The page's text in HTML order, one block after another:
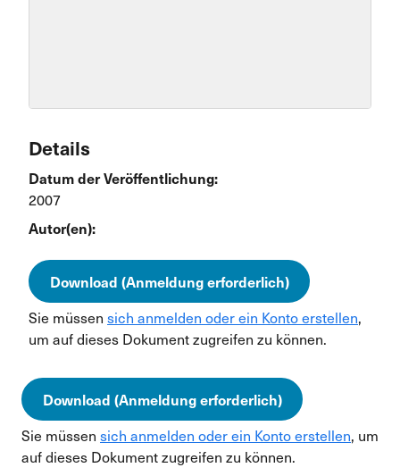
Details
Datum der Veröffentlichung:
2007
Autor(en):
Download (Anmeldung erforderlich)
Sie müssen sich anmelden oder ein Konto erstellen,
um auf dieses Dokument zugreifen zu können.
Download (Anmeldung erforderlich)
Sie müssen sich anmelden oder ein Konto erstellen, um
auf dieses Dokument zugreifen zu können.